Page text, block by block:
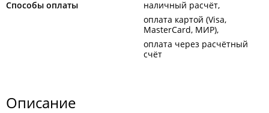
Способы оплаты
наличный расчёт
оплата картой (Visa,
MasterCard, МИР)
оплата через расчётный
счёт
Описание